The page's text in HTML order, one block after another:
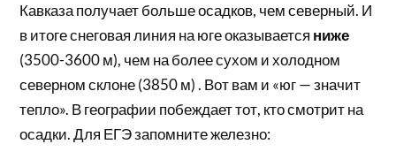
Кавказа получает больше осадков, чем северный. И
в итоге снеговая линия на юге оказывается ниже
(3500-3600 м), чем на более сухом и холодном
северном склоне (3850 м) . Вот вам и «юг — значит
тепло». В географии побеждает тот, кто смотрит на
осадки. Для ЕГЭ запомните железно: